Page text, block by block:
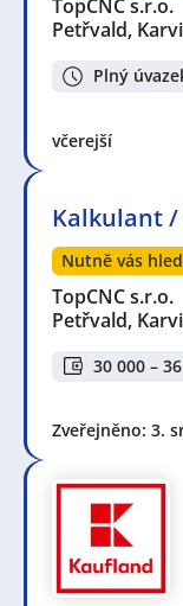
TopCNC s.r.o.
Petřvald,
Plný
včerejší
Kalkulant /
Nutně vás
TopCNC s.r.o.
Petřvald,
30 000 –
Zveřejněno: 3.